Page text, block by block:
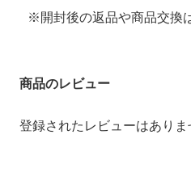
※開封後の返品や商品交換
商品のレビュー
登録されたレビューはありま